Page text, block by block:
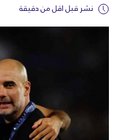
نشر قبل اقل من دقيقة